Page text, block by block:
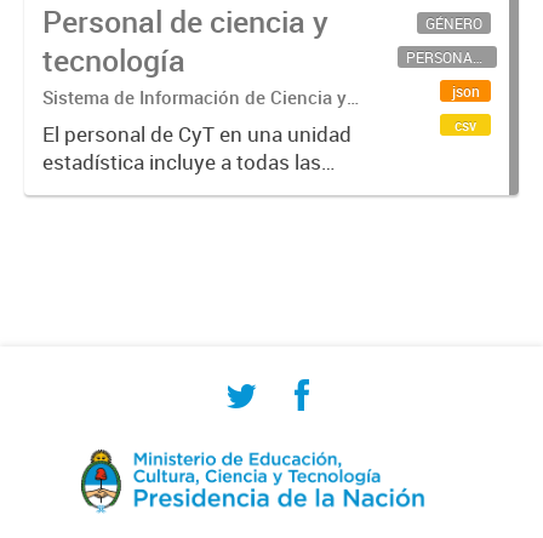
Personal de ciencia y
tecnología
Sistema de Información de Ciencia y
Tecnología Argentino (SICYTAR)
El personal de CyT en una unidad
estadística incluye a todas las
personas involucradas
GÉNERO
PERSONAL CIENTÍFICO-TECNOLÓGICO
json
csv